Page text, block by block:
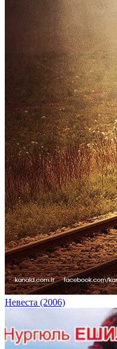
Невеста (2006)